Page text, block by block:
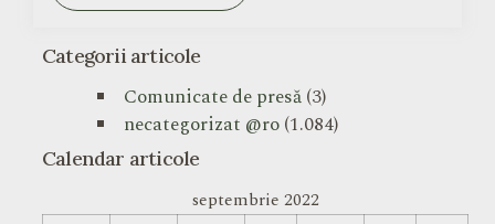
Categorii articole
Comunicate de presă(3)
necategorizat @ro(1.084)
Calendar articole
septembrie 2022